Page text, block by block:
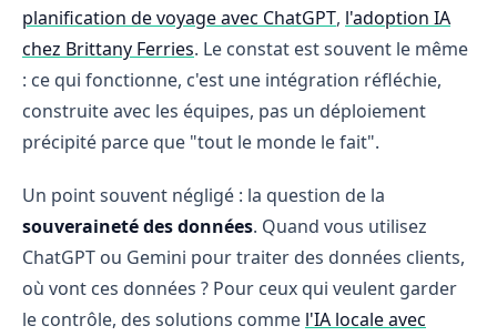
planification de voyage avec ChatGPT, l'adoption IA
chez Brittany Ferries. Le constat est souvent le même
: ce qui fonctionne, c'est une intégration réfléchie,
construite avec les équipes, pas un déploiement
précipité parce que "tout le monde le fait".
Un point souvent négligé : la question de la
souveraineté des données. Quand vous utilisez
ChatGPT ou Gemini pour traiter des données clients,
où vont ces données ? Pour ceux qui veulent garder
le contrôle, des solutions comme l'IA locale avec